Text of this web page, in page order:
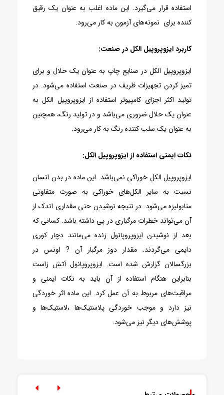
استفاده قرار می‌گیرد. این ماده اغلب به عنوان یک رقیق
کننده برای نمونه‌های آزمون به کار می‌رود.
کاربرد ایزوپروپیل الکل در صنعت:
ایزوپروپیل الکل در صنایع چاپ به عنوان یک حلال و برای
تمیز کردن تجهیزات ظریف در صنعت استفاده می‌شود. در
تولید اکثر اجزای کامپیوتر استفاده از ایزوپروپیل الکل به
عنوان یک حلال ضروری می‌باشد و در تولید رنگ، همچنین
به عنوان یک سلب کننده رنگ به کار می‌رود.
نکات ایمنی استفاده از ایزوپروپیل الکل:
ایزوپروپیل الکل خوراکی نمی‌باشد. این ماده در بدن انسان
نسبت به سایر الکل‌های خوراکی به صورت متفاوتی
متابولیزه می‌شود. در نتیجه نوشیدن حتی مقداری اندک از
آن می‌تواند خطرات مرگباری در پی داشته باشد. کسانی که
بعد از نوشیدن ایزوپروپانول زنده می‌مانند دچار کوری
دایمی می‌گردند. مقدار دوز مرگبار آن ? اونس در
بزرگسالان گزارش شده است. ایزوپروپانول آتش زاست
بنابراین هنگام استفاده از آن باید به نکات ایمنی و
مراقبت‌های مربوط به آن عمل کرد. این ماده اثر خوردگی
نیز دارد و موجب خوردگی پلاستیک‌ها ،لاستیک‌ها و
پوشش‌های دیگر نیز می‌شود.